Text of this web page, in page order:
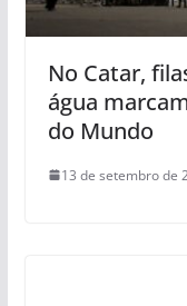
No Catar,
água
do Mundo
13 de setembro de